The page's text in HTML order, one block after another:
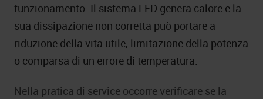
funzionamento. Il sistema LED genera calore e la
sua dissipazione non corretta può portare a
riduzione della vita utile, limitazione della potenza
o comparsa di un errore di temperatura.
Nella pratica di service occorre verificare se la